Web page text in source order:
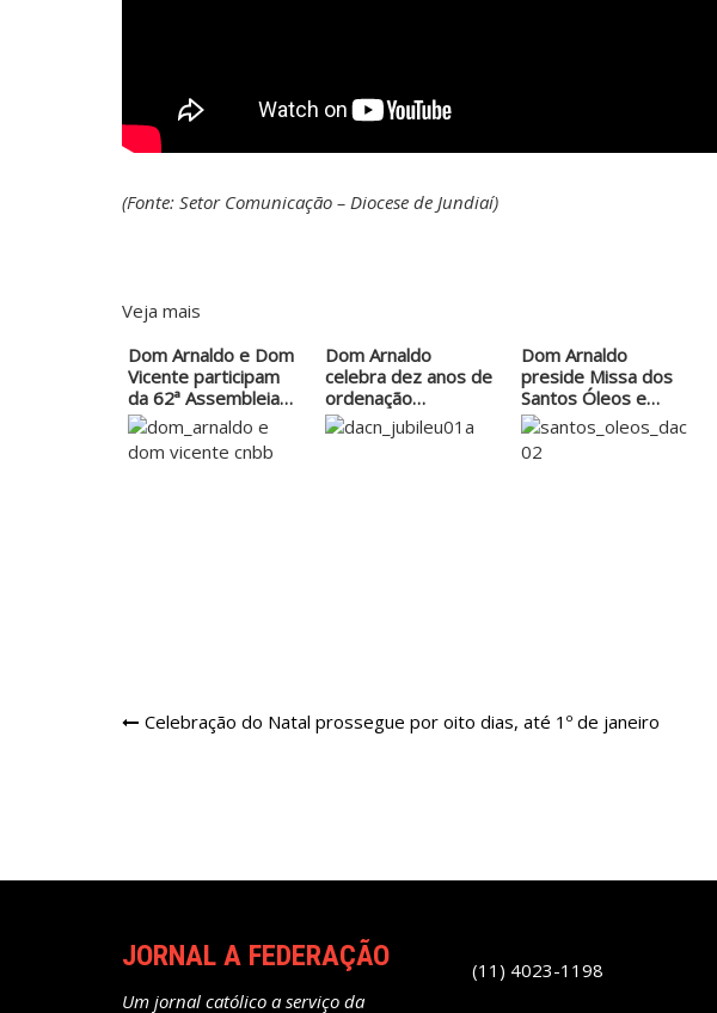
(Fonte: Setor Comunicação – Diocese de Jundiaí)
Veja mais
Dom Arnaldo e Dom
Vicente participam
da 62ª Assembleia
Geral
Dom Arnaldo
celebra dez anos de
ordenação
episcopal…
Dom Arnaldo
preside Missa dos
Santos Óleos e
destaca…
Navegação
Celebração do Natal prossegue por oito dias, até 1º de janeiro
JORNAL A FEDERAÇÃO
Um jornal católico a serviço da
(11) 4023-1198